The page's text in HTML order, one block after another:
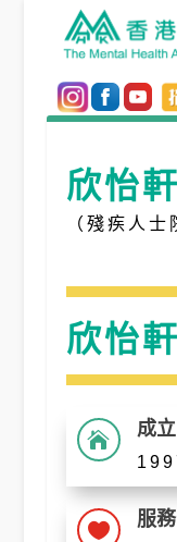
欣怡軒
（殘疾人
欣怡軒
 成
 服